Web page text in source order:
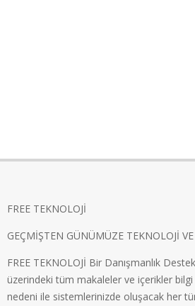
FREE TEKNOLOJİ
GEÇMİŞTEN GÜNÜMÜZE TEKNOLOJİ
FREE TEKNOLOJİ Bir Danışmanlık
üzerindeki tüm makaleler ve içerikler bilgi
nedeni ile sistemlerinizde oluşacak her